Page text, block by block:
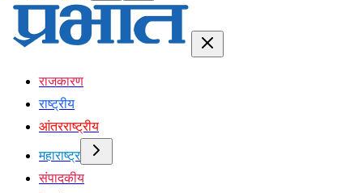
राजकारण
राष्ट्रीय
आंतरराष्ट्रीय
महाराष्ट्र
संपादकीय